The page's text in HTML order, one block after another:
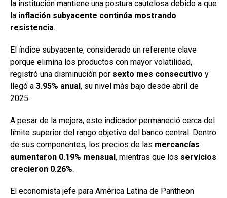
la institución mantiene una postura cautelosa debido a que
la inflación subyacente continúa mostrando
resistencia.
El índice subyacente, considerado un referente clave
porque elimina los productos con mayor volatilidad,
registró una disminución por sexto mes consecutivo y
llegó a 3.95% anual, su nivel más bajo desde abril de
2025.
A pesar de la mejora, este indicador permaneció cerca del
límite superior del rango objetivo del banco central. Dentro
de sus componentes, los precios de las mercancías
aumentaron 0.19% mensual, mientras que los servicios
crecieron 0.26%.
El economista jefe para América Latina de Pantheon